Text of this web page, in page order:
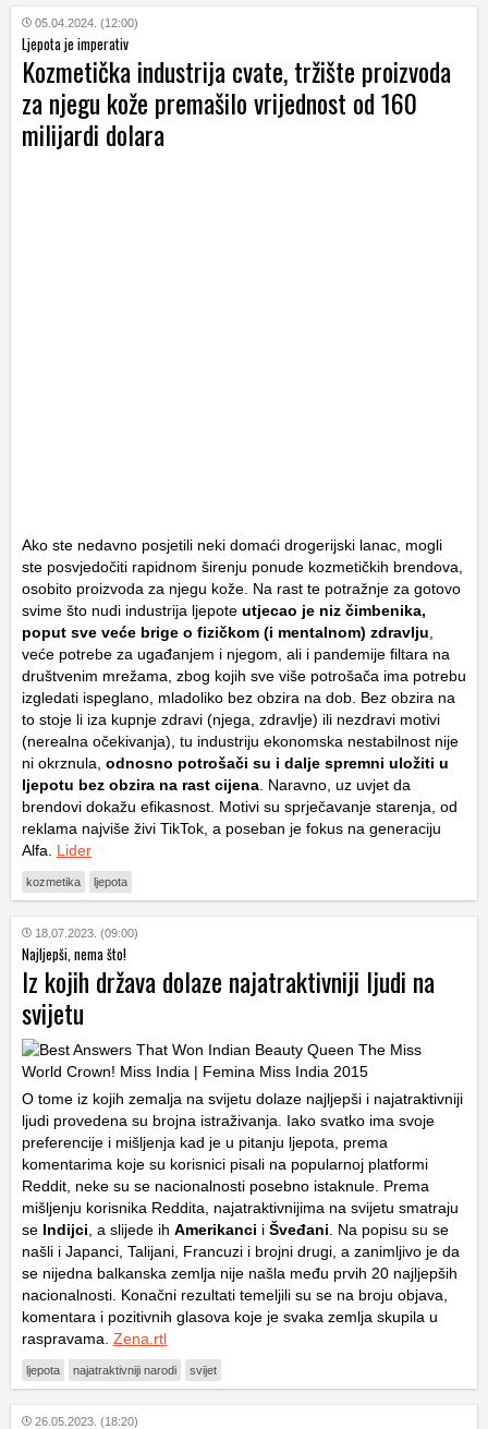
05.04.2024. (12:00)
Ljepota je imperativ
Kozmetička industrija cvate, tržište proizvoda
za njegu kože premašilo vrijednost od 160
milijardi dolara
Ako ste nedavno posjetili neki domaći drogerijski lanac, mogli
ste posvjedočiti rapidnom širenju ponude kozmetičkih brendova,
osobito proizvoda za njegu kože. Na rast te potražnje za gotovo
svime što nudi industrija ljepote utjecao je niz čimbenika,
poput sve veće brige o fizičkom (i mentalnom) zdravlju
veće potrebe za ugađanjem i njegom, ali i pandemije filtara na
društvenim mrežama, zbog kojih sve više potrošača ima potrebu
izgledati ispeglano, mladoliko bez obzira na dob. Bez obzira na
to stoje li iza kupnje zdravi (njega, zdravlje) ili nezdravi motivi
(nerealna očekivanja), tu industriju ekonomska nestabilnost nije
ni okrznula, odnosno potrošači su i dalje spremni uložiti u
ljepotu bez obzira na rast cijena . Naravno, uz uvjet da
brendovi dokažu efikasnost. Motivi su sprječavanje starenja, od
reklama najviše živi TikTok, a poseban je fokus na generaciju
Alfa. Lider
kozmetika ljepota
18.07.2023. (09:00)
Najljepši, nema što!
Iz kojih država dolaze najatraktivniji ljudi na
svijetu
O tome iz kojih zemalja na svijetu dolaze najljepši i najatraktivniji
ljudi provedena su brojna istraživanja. Iako svatko ima svoje
preferencije i mišljenja kad je u pitanju ljepota, prema
komentarima koje su korisnici pisali na popularnoj platformi
Reddit, neke su se nacionalnosti posebno istaknule. Prema
mišljenju korisnika Reddita, najatraktivnijima na svijetu smatraju
se Indijci , a slijede ih Amerikanci i Šveđani . Na popisu su se
našli i Japanci, Talijani, Francuzi i brojni drugi, a zanimljivo je da
se nijedna balkanska zemlja nije našla među prvih 20 najljepših
nacionalnosti. Konačni rezultati temeljili su se na broju objava,
komentara i pozitivnih glasova koje je svaka zemlja skupila u
raspravama. Zena.rtl
ljepota najatraktivniji narodi svijet
26.05.2023. (18:20)